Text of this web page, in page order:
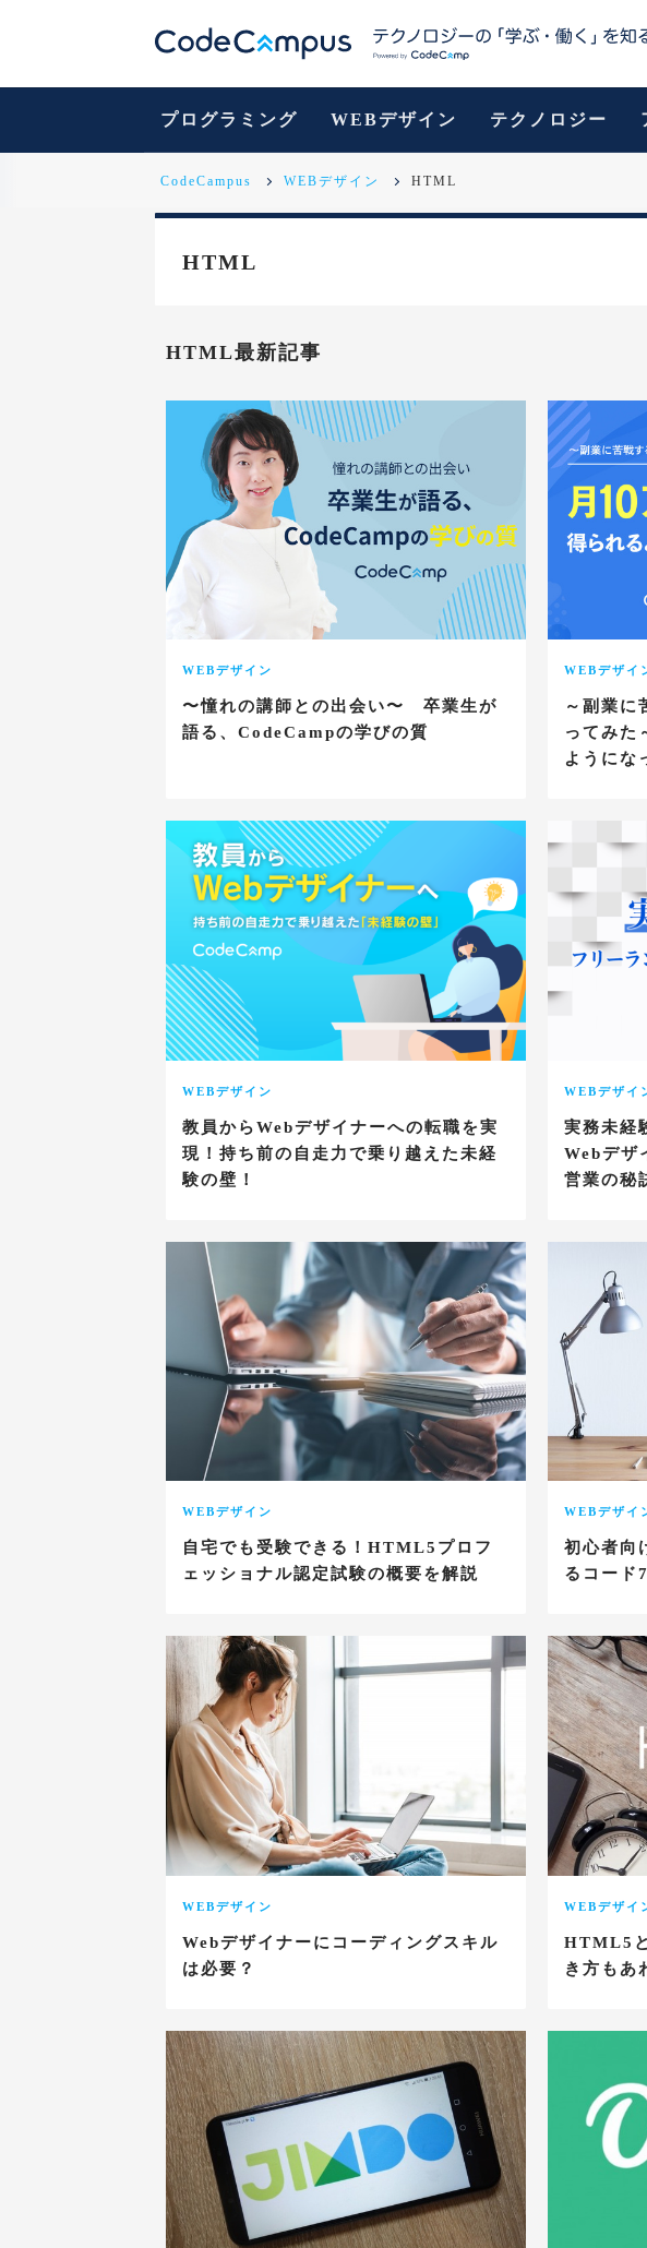
プログラミング WEBデザイン テクノロジー
CodeCampus WEBデザイン HTML
HTML
HTML最新記事
WEBデザイン
〜憧れの講師との出会い〜 卒業生が
語る、CodeCampの学びの質
WEBデザイ
～副業に
ってみた
ようにな
WEBデザイン
教員からWebデザイナーへの転職を実
現！持ち前の自走力で乗り越えた未経
験の壁！
WEBデザイ
実務未経
Webデザ
営業の秘
WEBデザイン
自宅でも受験できる！HTML5プロフ
ェッショナル認定試験の概要を解説
WEBデザイ
初心者向
るコード
WEBデザイン
Webデザイナーにコーディングスキル
は必要？
WEBデザイ
HTML5
き方もあ